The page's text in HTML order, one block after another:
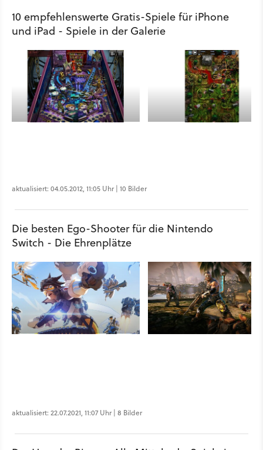
10 empfehlenswerte Gratis-Spiele für iPhone
und iPad - Spiele in der Galerie
aktualisiert: 04.05.2012, 11:05 Uhr | 10 Bilder
Die besten Ego-Shooter für die Nintendo
Switch - Die Ehrenplätze
aktualisiert: 22.07.2021, 11:07 Uhr | 8 Bilder